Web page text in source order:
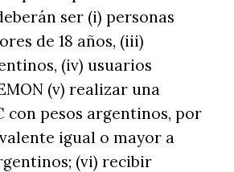
ser (i) personas
de 18 años, (iii)
(iv) usuarios
(v) realizar una
con pesos argentinos, por
igual o mayor a
(vi) recibir